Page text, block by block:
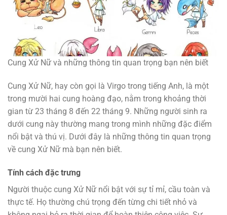
Cung Xử Nữ và những thông tin quan trọng bạn nên biết
Cung Xử Nữ, hay còn gọi là Virgo trong tiếng Anh, là một
trong mười hai cung hoàng đạo, nằm trong khoảng thời
gian từ 23 tháng 8 đến 22 tháng 9. Những người sinh ra
dưới cung này thường mang trong mình những đặc điểm
nổi bật và thú vị. Dưới đây là những thông tin quan trọng
về cung Xử Nữ mà bạn nên biết.
Tính cách đặc trưng
Người thuộc cung Xử Nữ nổi bật với sự tỉ mỉ, cầu toàn và
thực tế. Họ thường chú trọng đến từng chi tiết nhỏ và